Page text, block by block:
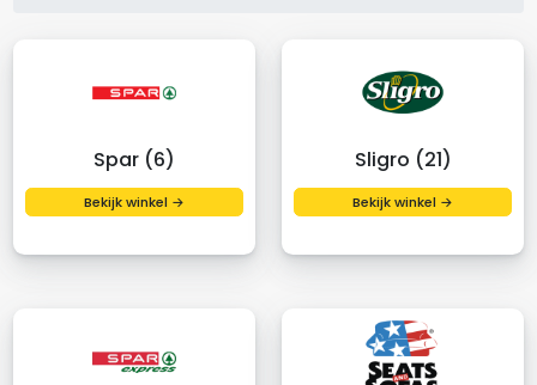
Spar (6)
Bekijk winkel →
Sligro (21)
Bekijk winkel →